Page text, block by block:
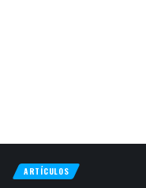
ARTÍCULOS